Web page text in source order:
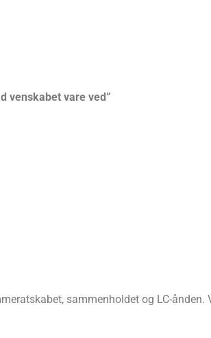
venskabet vare ved”
sammenholdet og LC-